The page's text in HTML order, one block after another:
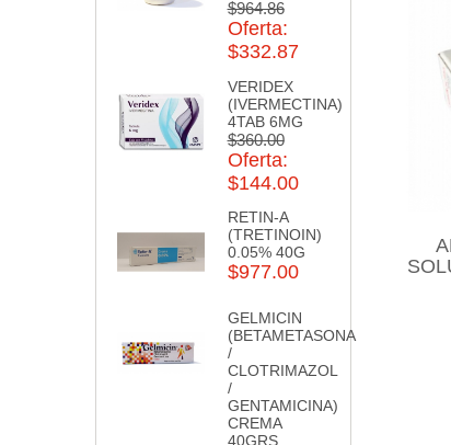
$964.86
Oferta:
$332.87
VERIDEX
(IVERMECTINA)
4TAB 6MG
$360.00
Oferta:
$144.00
RETIN-A
(TRETINOIN)
0.05% 40G
$977.00
GELMICIN
(BETAMETASONA
/
CLOTRIMAZOL
/
GENTAMICINA)
CREMA
40GRS